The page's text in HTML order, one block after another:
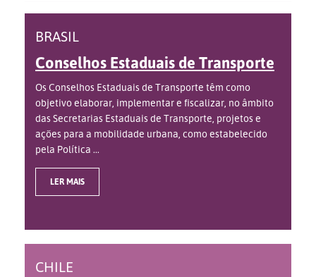
BRASIL
Conselhos Estaduais de Transporte
Os Conselhos Estaduais de Transporte têm como
objetivo elaborar, implementar e fiscalizar, no âmbito
das Secretarias Estaduais de Transporte, projetos e
ações para a mobilidade urbana, como estabelecido
pela Política ...
LER MAIS
CHILE